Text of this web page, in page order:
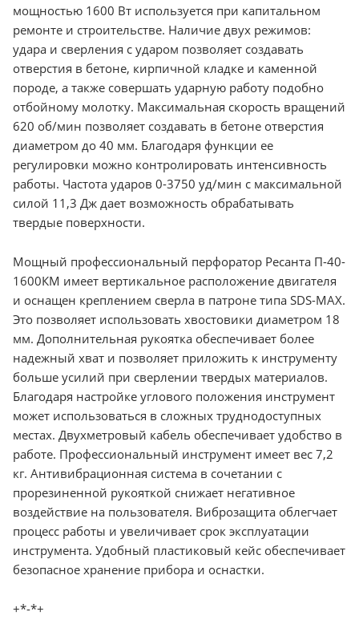
мощностью 1600 Вт используется при капитальном
ремонте и строительстве. Наличие двух режимов:
удара и сверления с ударом позволяет создавать
отверстия в бетоне, кирпичной кладке и каменной
породе, а также совершать ударную работу подобно
отбойному молотку. Максимальная скорость вращений
620 об/мин позволяет создавать в бетоне отверстия
диаметром до 40 мм. Благодаря функции ее
регулировки можно контролировать интенсивность
работы. Частота ударов 0-3750 уд/мин с максимальной
силой 11,3 Дж дает возможность обрабатывать
твердые поверхности.
Мощный профессиональный перфоратор Ресанта П-40-
1600КМ имеет вертикальное расположение двигателя
и оснащен креплением сверла в патроне типа SDS-MAX.
Это позволяет использовать хвостовики диаметром 18
мм. Дополнительная рукоятка обеспечивает более
надежный хват и позволяет приложить к инструменту
больше усилий при сверлении твердых материалов.
Благодаря настройке углового положения инструмент
может использоваться в сложных труднодоступных
местах. Двухметровый кабель обеспечивает удобство в
работе. Профессиональный инструмент имеет вес 7,2
кг. Антивибрационная система в сочетании с
прорезиненной рукояткой снижает негативное
воздействие на пользователя. Виброзащита облегчает
процесс работы и увеличивает срок эксплуатации
инструмента. Удобный пластиковый кейс обеспечивает
безопасное хранение прибора и оснастки.
+*-*+